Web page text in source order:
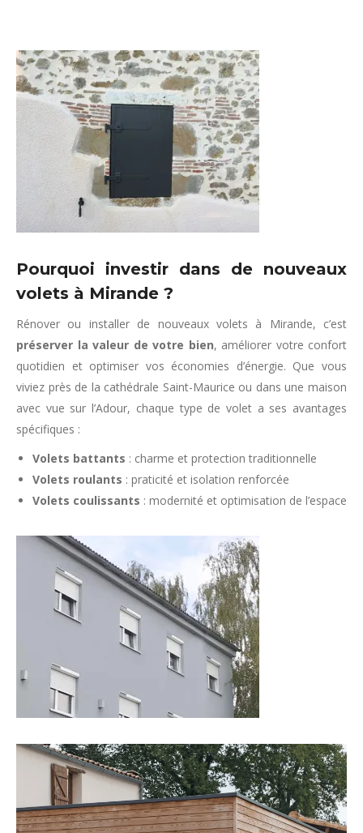
Pourquoi investir dans de nouveaux
volets à Mirande ?
Rénover ou installer de nouveaux volets à Mirande, c’est
préserver la valeur de votre bien, améliorer votre confort
quotidien et optimiser vos économies d’énergie. Que vous
viviez près de la cathédrale Saint-Maurice ou dans une maison
avec vue sur l’Adour, chaque type de volet a ses avantages
spécifiques :
Volets battants : charme et protection traditionnelle
Volets roulants : praticité et isolation renforcée
Volets coulissants : modernité et optimisation de l’espace